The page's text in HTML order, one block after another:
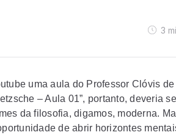
3
uma aula do Professor Clóvis
– Aula 01”, portanto, deveria
da filosofia, digamos, moderna.
de abrir horizontes